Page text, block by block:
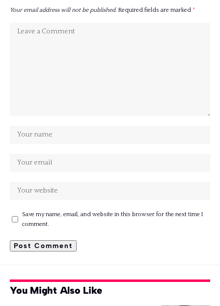
Your email address will not be published. Required fields are marked *
Save my name, email, and website in this browser for the next time I
comment.
You Might Also Like